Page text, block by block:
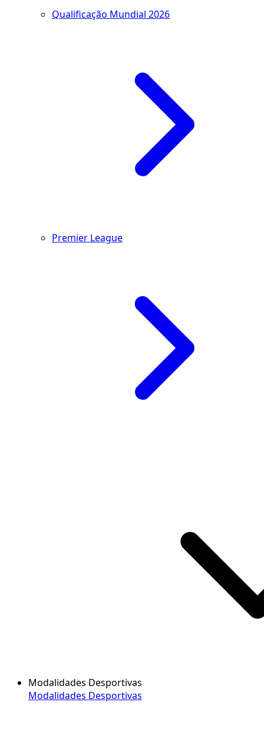
Qualificação Mundial 2026
Premier League
Modalidades Desportivas
Modalidades Desportivas